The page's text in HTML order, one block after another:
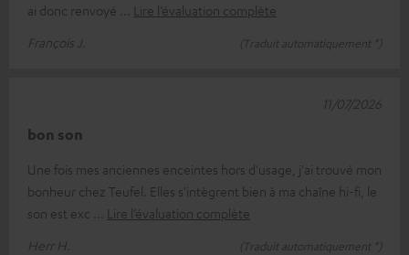
ai donc renvoyé
Lire l’évaluation complète
François J.
(Traduit automatiquement *)
bon son
Une fois mes anciennes enceintes hors d'usage, j'ai trouvé mon
bonheur chez Teufel. Elles s'intègrent bien à ma chaîne hi-fi, le
son est exc
Lire l’évaluation complète
Herr H.
(Traduit automatiquement *)
11/07/2026